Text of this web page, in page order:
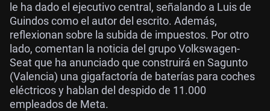
le ha dado el ejecutivo central, señalando a Luis de
Guindos como el autor del escrito. Además,
reflexionan sobre la subida de impuestos. Por otro
lado, comentan la noticia del grupo Volkswagen-
Seat que ha anunciado que construirá en Sagunto
(Valencia) una gigafactoría de baterías para coches
eléctricos y hablan del despido de 11.000
empleados de Meta.